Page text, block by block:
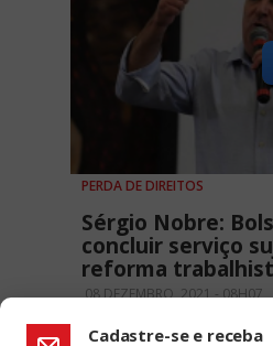
PERDA DE DIREITOS
Sérgio Nobre:
concluir serviço
reforma
08 DEZEMBRO, 2021 - 08H07
Cadastre-se e receba